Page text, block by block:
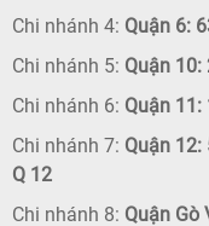
Chi nhánh 4: Quận 6:
Chi nhánh 5: Quận 10:
Chi nhánh 6: Quận 11:
Chi nhánh 7: Quận 12:
Q 12
Chi nhánh 8: Quận Gò